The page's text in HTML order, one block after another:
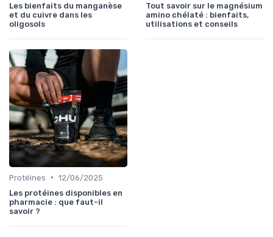
Les bienfaits du manganèse
et du cuivre dans les
oligosols
Tout savoir sur le magnésium
amino chélaté : bienfaits,
utilisations et conseils
Protéines • 12/06/2025
Les protéines disponibles en
pharmacie : que faut-il
savoir ?